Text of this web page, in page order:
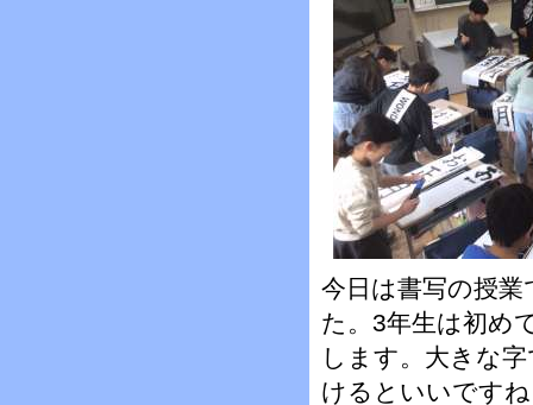
今日は書写の授
た。3年生は初め
します。大きな
けるといいです